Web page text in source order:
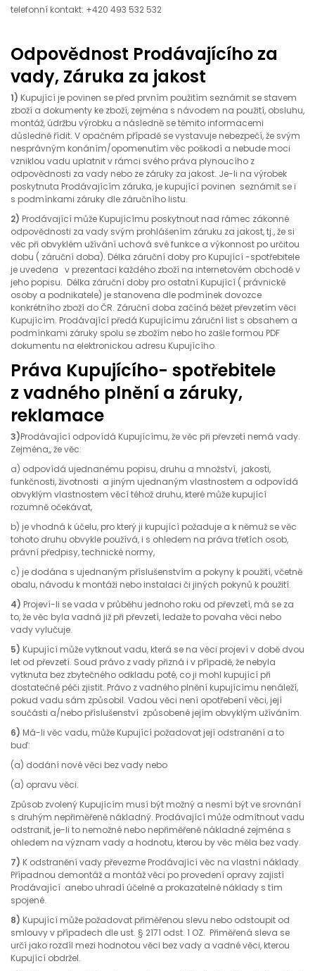
telefonní kontakt: +420 493 532 532
Odpovědnost Prodávajícího za
vady, Záruka za jakost
1) Kupující je povinen se před prvním použitím seznámit se stavem
zboží a dokumenty ke zboží, zejména s návodem na použití, obsluhu,
montáž, údržbu výrobku a následně se těmito informacemi
důsledně řídit. V opačném případě se vystavuje nebezpečí, že svým
nesprávným konáním/opomenutím věc poškodí a nebude moci
vzniklou vadu uplatnit v rámci svého práva plynoucího z
odpovědnosti za vady nebo ze záruky za jakost. Je-li na výrobek
poskytnuta Prodávajícím záruka, je kupující povinen seznámit se i
s podmínkami záruky dle záručního listu.
2) Prodávající může Kupujícímu poskytnout nad rámec zákonné
odpovědnosti za vady svým prohlášením záruku za jakost, tj., že si
věc při obvyklém užívání uchová své funkce a výkonnost po určitou
dobu ( záruční doba). Délka záruční doby pro Kupující -spotřebitele
je uvedena v prezentaci každého zboží na internetovém obchodě v
jeho popisu. Délka záruční doby pro ostatní Kupující ( právnické
osoby a podnikatele) je stanovena dle podmínek dovozce
konkrétního zboží do ČR. Záruční doba začíná běžet převzetím věci
Kupujícím. Prodávající předá Kupujícímu záruční list s obsahem a
podmínkami záruky spolu se zbožím nebo ho zašle formou PDF
dokumentu na elektronickou adresu Kupujícího.
Práva Kupujícího- spotřebitele
z vadného plnění a záruky,
reklamace
3)Prodávající odpovídá Kupujícímu, že věc při převzetí nemá vady.
Zejména,, že věc:
a) odpovídá ujednanému popisu, druhu a množství, jakosti,
funkčnosti, životnosti a jiným ujednaným vlastnostem a odpovídá
obvyklým vlastnostem věcí téhož druhu, které může kupující
rozumně očekávat,
b) je vhodná k účelu, pro který ji kupující požaduje a k němuž se věc
tohoto druhu obvykle používá, i s ohledem na práva třetích osob,
právní předpisy, technické normy,
c) je dodána s ujednaným příslušenstvím a pokyny k použití, včetně
obalu, návodu k montáži nebo instalaci či jiných pokynů k použití.
4) Projeví-li se vada v průběhu jednoho roku od převzetí, má se za
to, že věc byla vadná již při převzetí, ledaže to povaha věci nebo
vady vylučuje.
5) Kupující může vytknout vadu, která se na věci projeví v době dvou
let od převzetí. Soud právo z vady přizná i v případě, že nebyla
vytknuta bez zbytečného odkladu poté, co ji mohl kupující při
dostatečné péči zjistit. Právo z vadného plnění kupujícímu nenáleží,
pokud vadu sám způsobil. Vadou věci není opotřebení věci, její
součásti a/nebo příslušenství způsobené jejím obvyklým užíváním.
6) Má-li věc vadu, může Kupující požadovat její odstranění a to
buď:
(a) dodání nové věci bez vady nebo
(a) opravu věci.
Způsob zvolený Kupujícím musí být možný a nesmí být ve srovnání
s druhým nepřiměřeně nákladný. Prodávající může odmítnout vadu
odstranit, je-li to nemožné nebo nepřiměřeně nákladné zejména s
ohledem na význam vady a hodnotu, kterou by věc měla bez vady.
7) K odstranění vady převezme Prodávající věc na vlastní náklady.
Případnou demontáž a montáž věci po provedení opravy zajistí
Prodávající anebo uhradí účelné a prokazatelné náklady s tím
spojené.
8) Kupující může požadovat přiměřenou slevu nebo odstoupit od
smlouvy v případech dle ust. § 2171 odst. 1 OZ. Přiměřená sleva se
určí jako rozdíl mezi hodnotou věci bez vady a vadné věci, kterou
Kupující obdržel.